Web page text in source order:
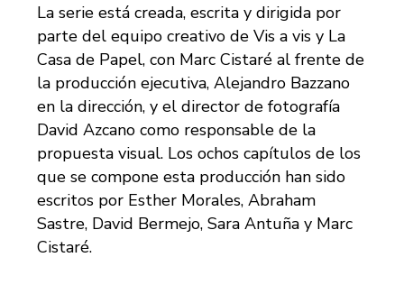
La serie está creada, escrita y dirigida por
parte del equipo creativo de Vis a vis y La
Casa de Papel, con Marc Cistaré al frente de
la producción ejecutiva, Alejandro Bazzano
en la dirección, y el director de fotografía
David Azcano como responsable de la
propuesta visual. Los ochos capítulos de los
que se compone esta producción han sido
escritos por Esther Morales, Abraham
Sastre, David Bermejo, Sara Antuña y Marc
Cistaré.